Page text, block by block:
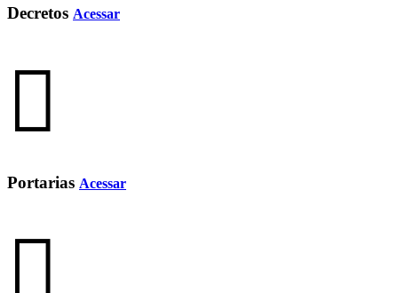
Decretos Acessar
Portarias Acessar